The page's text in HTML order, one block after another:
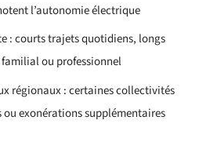
l’autonomie électrique
: courts trajets quotidiens, longs
ou professionnel
régionaux : certaines collectivités
ou exonérations supplémentaires